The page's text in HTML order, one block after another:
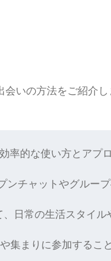
いの方法をご紹介し
的な使い方とアプ
チャットやグルー
日常の生活スタイ
集まりに参加する